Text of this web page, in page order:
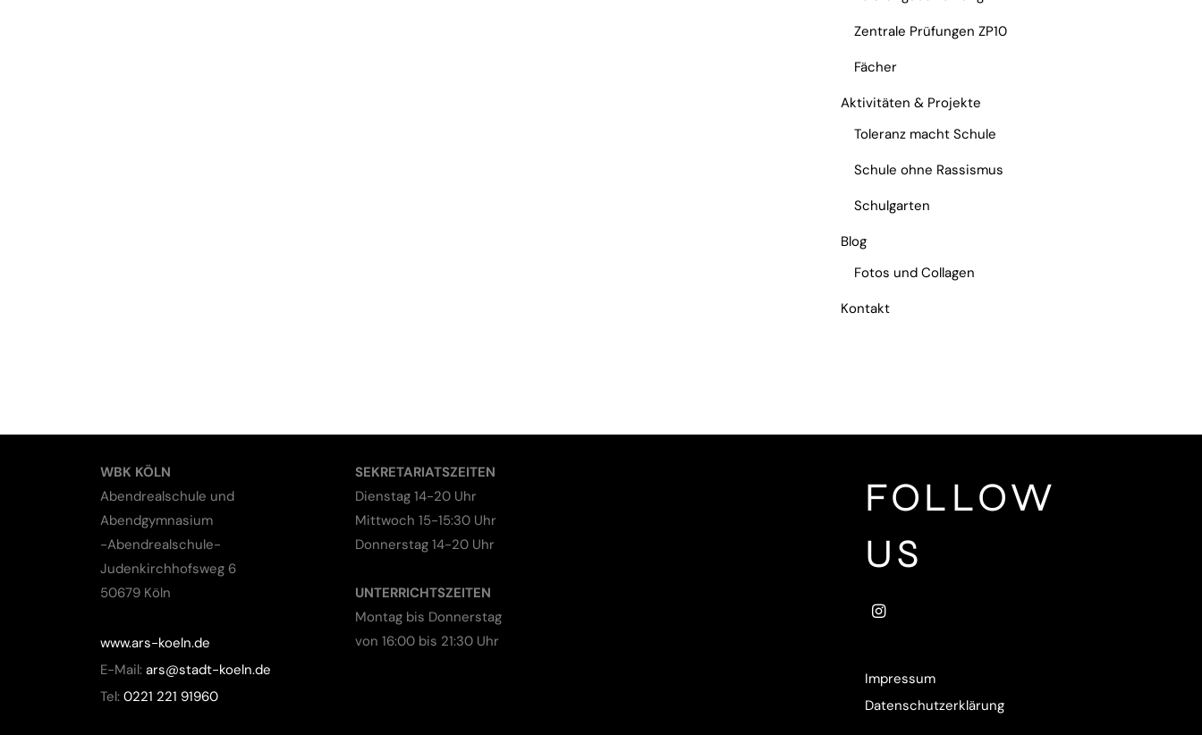
Zentrale Prüfungen ZP10
Fächer
Aktivitäten & Projekte
Toleranz macht Schule
Schule ohne Rassismus
Schulgarten
Blog
Fotos und Collagen
Kontakt
WBK KÖLN
Abendrealschule und
Abendgymnasium
-Abendrealschule-
Judenkirchhofsweg 6
50679 Köln
www.ars-koeln.de
E-Mail: ars@stadt-koeln.de
Tel: 0221 221 91960
SEKRETARIATSZEITEN
Dienstag 14-20 Uhr
Mittwoch 15-15:30 Uhr
Donnerstag 14-20 Uhr
UNTERRICHTSZEITEN
Montag bis Donnerstag
von 16:00 bis 21:30 Uhr
FOLLOW
US
Impressum
Datenschutzerklärung